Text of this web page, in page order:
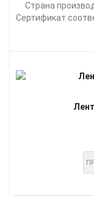
Страна
Сертификат